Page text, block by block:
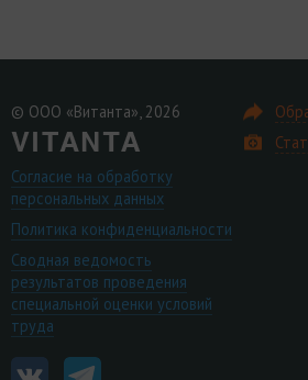
© ООО «Витанта», 2026
Согласие на обработку
персональных данных
Политика конфиденциальности
Сводная ведомость
результатов проведения
специальной оценки условий
труда